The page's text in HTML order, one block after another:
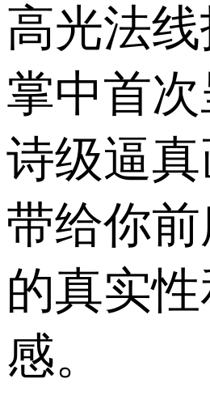
高光法线
掌中首次
诗级逼真
带给你
的真实
感。